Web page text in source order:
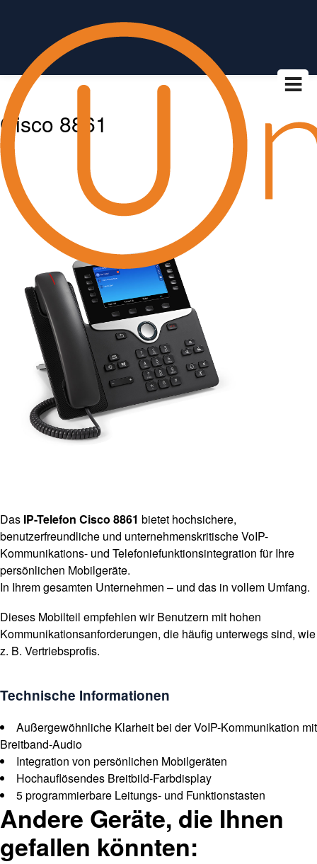
Cisco 8861
Das IP-Telefon Cisco 8861 bietet hochsichere,
benutzerfreundliche und unternehmenskritische VoIP-
Kommunikations- und Telefoniefunktionsintegration für Ihre
persönlichen Mobilgeräte.
In Ihrem gesamten Unternehmen – und das in vollem Umfang.
Dieses Mobilteil empfehlen wir Benutzern mit hohen
Kommunikationsanforderungen, die häufig unterwegs sind, wie
z. B. Vertriebsprofis.
Technische Informationen
Außergewöhnliche Klarheit bei der VoIP-Kommunikation mit
Breitband-Audio
Integration von persönlichen Mobilgeräten
Hochauflösendes Breitbild-Farbdisplay
5 programmierbare Leitungs- und Funktionstasten
Andere Geräte, die Ihnen
gefallen könnten: